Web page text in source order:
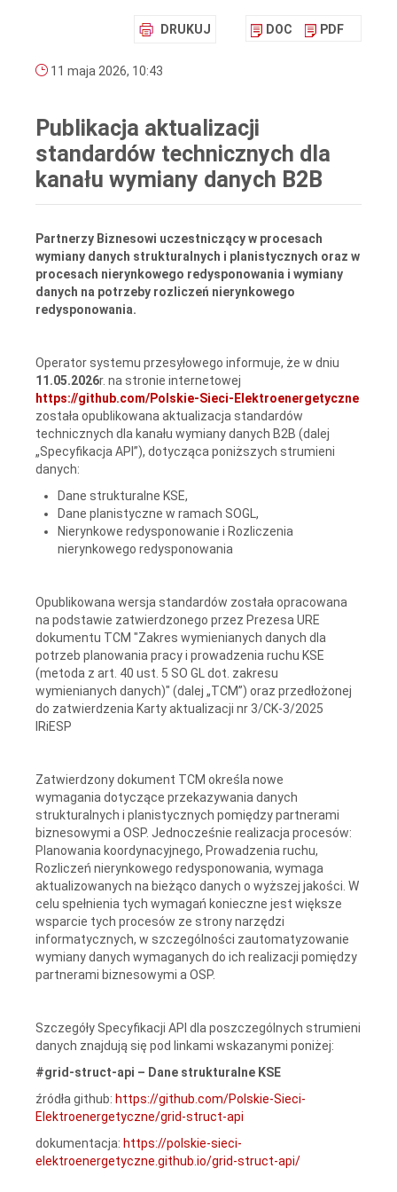
DRUKUJ DOC PDF
11 maja 2026, 10:43
Publikacja aktualizacji
standardów technicznych dla
kanału wymiany danych B2B
Partnerzy Biznesowi uczestniczący w procesach
wymiany danych strukturalnych i planistycznych oraz w
procesach nierynkowego redysponowania i wymiany
danych na potrzeby rozliczeń nierynkowego
redysponowania.
Operator systemu przesyłowego informuje, że w dniu
11.05.2026r. na stronie internetowej
https://github.com/Polskie-Sieci-Elektroenergetyczne
została opublikowana aktualizacja standardów
technicznych dla kanału wymiany danych B2B (dalej
„Specyfikacja API”), dotycząca poniższych strumieni
danych:
Dane strukturalne KSE,
Dane planistyczne w ramach SOGL,
Nierynkowe redysponowanie i Rozliczenia
nierynkowego redysponowania
Opublikowana wersja standardów została opracowana
na podstawie zatwierdzonego przez Prezesa URE
dokumentu TCM "Zakres wymienianych danych dla
potrzeb planowania pracy i prowadzenia ruchu KSE
(metoda z art. 40 ust. 5 SO GL dot. zakresu
wymienianych danych)" (dalej „TCM”) oraz przedłożonej
do zatwierdzenia Karty aktualizacji nr 3/CK-3/2025
IRiESP
Zatwierdzony dokument TCM określa nowe
wymagania dotyczące przekazywania danych
strukturalnych i planistycznych pomiędzy partnerami
biznesowymi a OSP. Jednocześnie realizacja procesów:
Planowania koordynacyjnego, Prowadzenia ruchu,
Rozliczeń nierynkowego redysponowania, wymaga
aktualizowanych na bieżąco danych o wyższej jakości. W
celu spełnienia tych wymagań konieczne jest większe
wsparcie tych procesów ze strony narzędzi
informatycznych, w szczególności zautomatyzowanie
wymiany danych wymaganych do ich realizacji pomiędzy
partnerami biznesowymi a OSP.
Szczegóły Specyfikacji API dla poszczególnych strumieni
danych znajdują się pod linkami wskazanymi poniżej:
#grid-struct-api – Dane strukturalne KSE
źródła github: https://github.com/Polskie-Sieci-
Elektroenergetyczne/grid-struct-api
dokumentacja: https://polskie-sieci-
elektroenergetyczne.github.io/grid-struct-api/